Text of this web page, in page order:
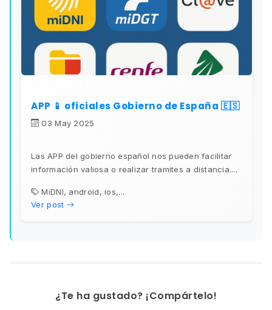
APP 📱 oficiales Gobierno de España 🇪🇸
03 May 2025
Las APP del gobierno español nos pueden facilitar
información valiosa o realizar tramites a distancia....
MiDNI, android, ios,...
Ver post
¿Te ha gustado? ¡Compártelo!